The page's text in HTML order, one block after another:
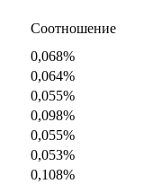
Соотношение
0,068%
0,064%
0,055%
0,098%
0,055%
0,053%
0,108%